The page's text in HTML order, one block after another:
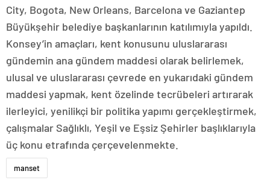
City, Bogota, New Orleans, Barcelona ve Gaziantep
Büyükşehir belediye başkanlarının katılımıyla yapıldı.
Konsey’in amaçları, kent konusunu uluslararası
gündemin ana gündem maddesi olarak belirlemek,
ulusal ve uluslararası çevrede en yukarıdaki gündem
maddesi yapmak, kent özelinde tecrübeleri artırarak
ilerleyici, yenilikçi bir politika yapımı gerçekleştirmek,
çalışmalar Sağlıklı, Yeşil ve Eşsiz Şehirler başlıklarıyla
üç konu etrafında çerçevelenmekte.
manset